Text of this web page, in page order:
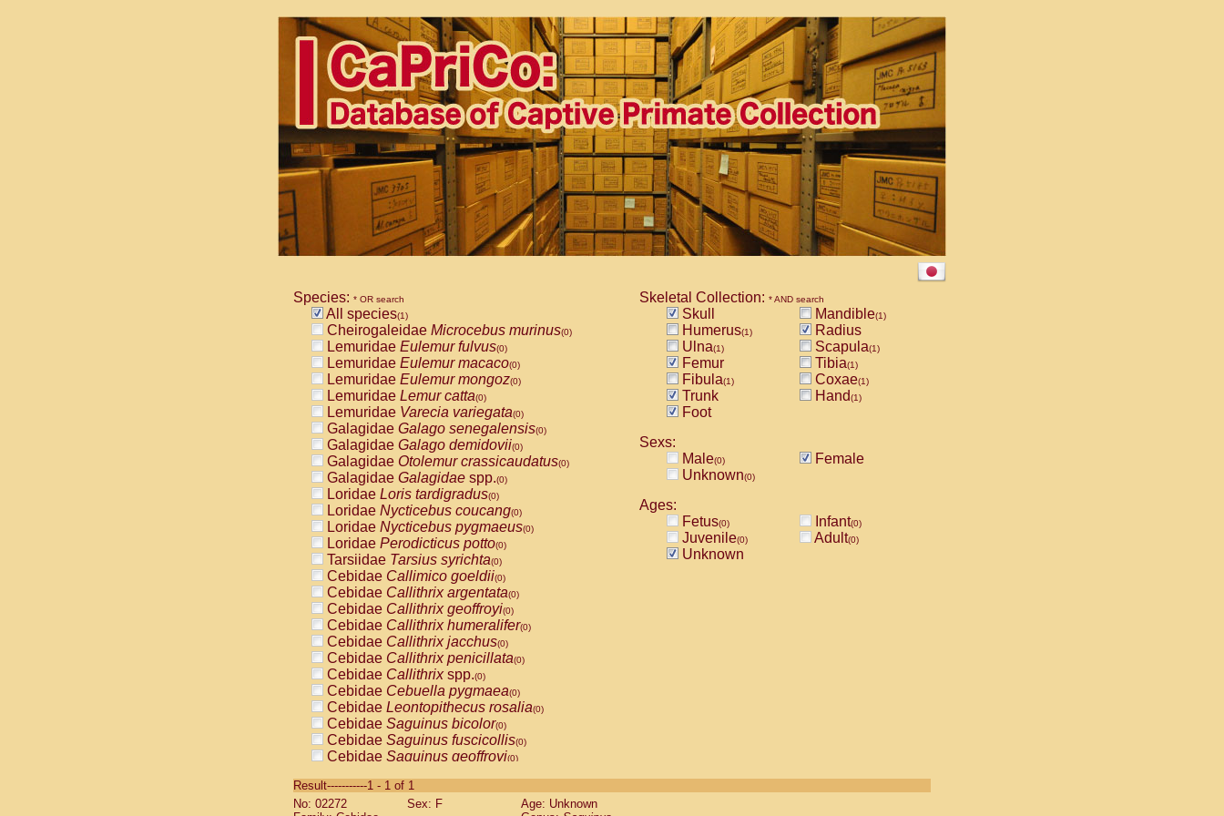
Species: * OR search
All species(1)
Cheirogaleidae Microcebus murinus(0)
Lemuridae Eulemur fulvus(0)
Lemuridae Eulemur macaco(0)
Lemuridae Eulemur mongoz(0)
Lemuridae Lemur catta(0)
Lemuridae Varecia variegata(0)
Galagidae Galago senegalensis(0)
Galagidae Galago demidovii(0)
Galagidae Otolemur crassicaudatus(0)
Galagidae Galagidae spp.(0)
Loridae Loris tardigradus(0)
Loridae Nycticebus coucang(0)
Loridae Nycticebus pygmaeus(0)
Loridae Perodicticus potto(0)
Tarsiidae Tarsius syrichta(0)
Cebidae Callimico goeldii(0)
Cebidae Callithrix argentata(0)
Cebidae Callithrix geoffroyi(0)
Cebidae Callithrix humeralifer(0)
Cebidae Callithrix jacchus(0)
Cebidae Callithrix penicillata(0)
Cebidae Callithrixspp.(0)
Cebidae Cebuella pygmaea(0)
Cebidae Leontopithecus rosalia(0)
Cebidae Saguinus bicolor(0)
Cebidae Saguinus fuscicollis(0)
Cebidae Saguinus geoffroyi(0)
CebidaeSaguinus labiatus(0)
Cebidae Saguinus leucopus (0)
Skeletal Collection: * AND search
Skull Mandible(1)
Humerus(1)
Radius
Ulna(1) Scapula(1)
Femur Tibia(1)
Fibula(1) Coxae(1)
Trunk Hand(1)
Foot
Sexs:
Male(0)
Female
Unknown(0)
Ages:
Fetus(0) Infant(0)
Juvenile(0) Adult(0)
Unknown
Result-----------1 - 1 of 1
No: 02272
Sex: F
Age: Unknown